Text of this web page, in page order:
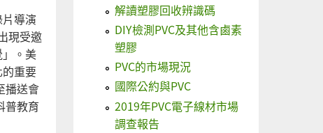
導演
現受邀
。美
重要
播送會
普教育
解讀塑膠回收辨識碼
DIY檢測PVC及其他含鹵素
塑膠
PVC的市場現況
國際公約與PVC
2019年PVC電子線材市場
調查報告